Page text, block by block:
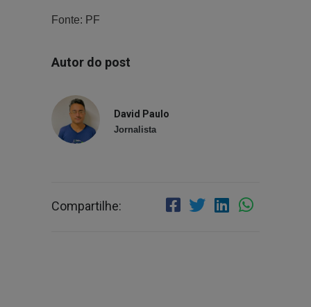
Fonte: PF
Autor do post
David Paulo
Jornalista
Compartilhe: